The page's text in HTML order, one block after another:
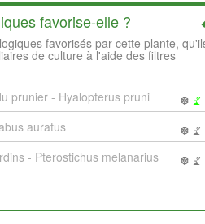
favorise-elle ?
favorisés par cette plante,
de culture à l'aide des filtres
prunier - Hyalopterus pruni
auratus
- Pterostichus melanarius